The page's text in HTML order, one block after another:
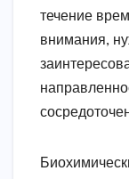
течение
внимания,